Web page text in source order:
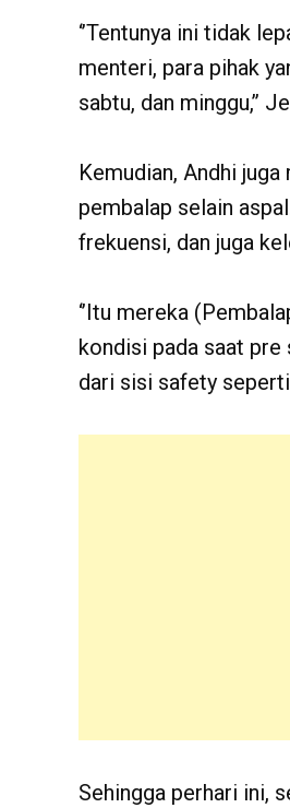
‘’Tentunya ini tidak
menteri, para pihak
sabtu, dan minggu,’’
Kemudian, Andhi
pembalap selain
frekuensi, dan juga
‘’Itu mereka
kondisi pada saat pre
dari sisi safety seperti
Sehingga perhari ini,